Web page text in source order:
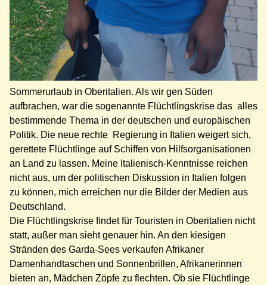
Sommerurlaub in Oberitalien. Als wir gen Süden
aufbrachen, war die sogenannte Flüchtlingskrise das alles
bestimmende Thema in der deutschen und europäischen
Politik. Die neue rechte Regierung in Italien weigert sich,
gerettete Flüchtlinge auf Schiffen von Hilfsorganisationen
an Land zu lassen. Meine Italienisch-Kenntnisse reichen
nicht aus, um der politischen Diskussion in Italien folgen
zu können, mich erreichen nur die Bilder der Medien aus
Deutschland.
Die Flüchtlingskrise findet für Touristen in Oberitalien nicht
statt, außer man sieht genauer hin. An den kiesigen
Stränden des Garda-Sees verkaufen Afrikaner
Damenhandtaschen und Sonnenbrillen, Afrikanerinnen
bieten an, Mädchen Zöpfe zu flechten. Ob sie Flüchtlinge